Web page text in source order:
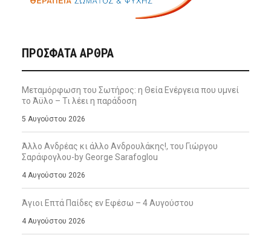
ΠΡΌΣΦΑΤΑ ΆΡΘΡΑ
Μεταμόρφωση του Σωτήρος: η Θεία Ενέργεια που υμνεί
το Άϋλο – Τι λέει η παράδοση
5 Αυγούστου 2026
Άλλο Ανδρέας κι άλλο Ανδρουλάκης!, του Γιώργου
Σαράφογλου-by George Sarafoglou
4 Αυγούστου 2026
Άγιοι Επτά Παίδες εν Εφέσω – 4 Αυγούστου
4 Αυγούστου 2026